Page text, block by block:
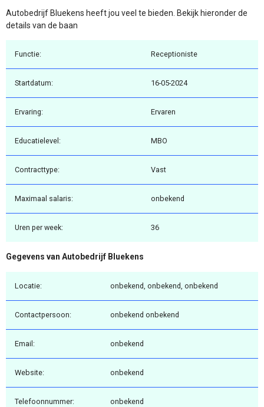
Autobedrijf Bluekens heeft jou veel te bieden. Bekijk hieronder de
details van de baan
Functie: Receptioniste
Startdatum: 16-05-2024
Ervaring: Ervaren
Educatielevel: MBO
Contracttype: Vast
Maximaal salaris: onbekend
Uren per week: 36
Gegevens van Autobedrijf Bluekens
Locatie: onbekend, onbekend, onbekend
Contactpersoon: onbekend onbekend
Email: onbekend
Website: onbekend
Telefoonnummer: onbekend